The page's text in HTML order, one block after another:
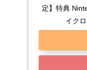
定】特典
イク